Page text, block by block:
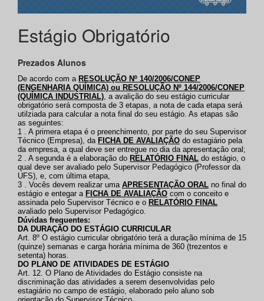
Estágio Obrigatório
Prezados Alunos
De acordo com a RESOLUÇÃO Nº 140/2006/CONEP
(ENGENHARIA QUÍMICA) ou RESOLUÇÃO Nº 144/2006/CONEP
(QUÍMICA INDUSTRIAL), a avalição do seu estágio curricular
obrigatório será composta de 3 etapas, a nota de cada etapa será
utilziada para calcular a nota final do seu estágio. As etapas são
as seguintes:
1 . A primera etapa é o preenchimento, por parte do seu Supervisor
Técnico (Empresa), da FICHA DE AVALIAÇÃO do estagiário pela
da empresa, a qual deve ser entregue no dia da apresentação oral;
2 . A segunda é a elaboração do RELATÓRIO FINAL do estágio, o
qual deve ser avaliado pelo Supervisor Pedagógico (Professor da
UFS), e, com última etapa,
3 . Vocês devem realizar uma APRESENTAÇÃO ORAL no final do
estágio e entegar a FICHA DE AVALIAÇÃO com o conceito e
assinada pelo Supervisor Técnico e o RELATÓRIO FINAL
avaliado pelo Supervisor Pedagógico.
Dúvidas frequentes:
DA DURAÇÃO DO ESTÁGIO CURRICULAR
Art. 8º O estágio curricular obrigatório terá a duração mínima de 15
(quinze) semanas e carga horária mínima de 360 (trezentos e
setenta) horas.
DO PLANO DE ATIVIDADES DE ESTÁGIO
Art. 12. O Plano de Atividades do Estágio consiste na
discriminação das atividades a serem desenvolvidas pelo
estagiário no campo de estágio, elaborado pelo aluno sob